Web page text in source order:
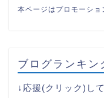
本ページはプロモーシ
ブログランキン
↓応援(クリック)し